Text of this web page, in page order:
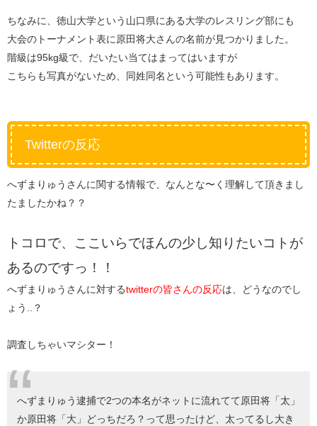
ちなみに、徳山大学という山口県にある大学のレスリング部にも
大会のトーナメント表に原田将大さんの名前が見つかりました。
階級は95kg級で、だいたい当てはまってはいますが
こちらも写真がないため、同姓同名という可能性もあります。
Twitterの反応
へずまりゅうさんに関する情報で、なんとな〜く理解して頂きまし
たましたかね？？
トコロで、ここいらでほんの少し知りたいコトが
あるのですっ！！
へずまりゅうさんに対するtwitterの皆さんの反応は、どうなのでし
ょう..？
調査しちゃいマシター！
へずまりゅう逮捕で2つの本名がネットに流れてて原田将「太」
か原田将「大」どっちだろ？って思ったけど、太ってるし大き